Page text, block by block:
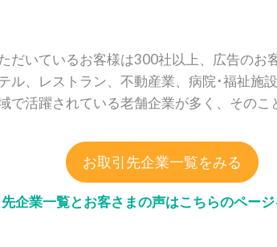
だいているお客様は300社以上、広告のお
ル、レストラン、不動産業、病院･福祉施
で活躍されている老舗企業が多く、そのこ
お取引先企業一覧をみる
企業一覧とお客さまの声はこちらのペー